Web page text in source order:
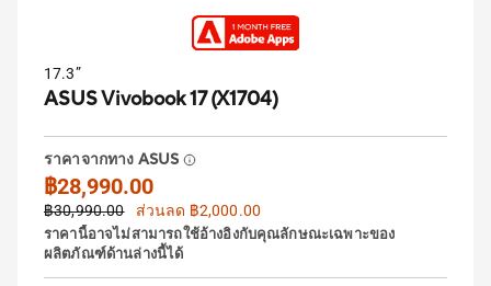
17.3”
ASUS Vivobook 17 (X1704)
ราคาจากทาง ASUS
฿28,990.00
฿30,990.00
ส่วนลด ฿2,000.00
ราคานี้อาจไม่สามารถใช้อ้างอิงกับคุณลักษณะเฉพาะของ
ผลิตภัณฑ์ด้านล่างนี้ได้